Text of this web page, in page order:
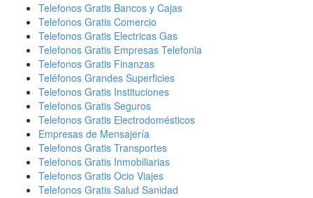
Telefonos Gratis Bancos y Cajas
Telefonos Gratis Comercio
Telefonos Gratis Electricas Gas
Telefonos Gratis Empresas Telefonia
Telefonos Gratis Finanzas
Teléfonos Grandes Superficies
Telefonos Gratis Instituciones
Telefonos Gratis Seguros
Telefonos Gratis Electrodomésticos
Empresas de Mensajería
Telefonos Gratis Transportes
Telefonos Gratis Inmobiliarias
Telefonos Gratis Ocio Viajes
Telefonos Gratis Salud Sanidad